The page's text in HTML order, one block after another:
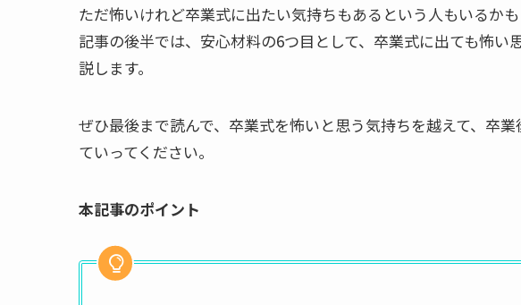
ただ怖いけれど卒業式に出たい気持ちもあるという人もいるか
記事の後半では、安心材料の6つ目として、卒業式に出ても怖
説します。
ぜひ最後まで読んで、卒業式を怖いと思う気持ちを越えて、卒
ていってください。
本記事のポイント